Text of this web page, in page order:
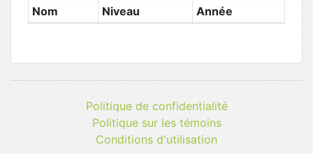
Nom
Niveau Année
Politique de confidentialité
Politique sur les témoins
Conditions d'utilisation